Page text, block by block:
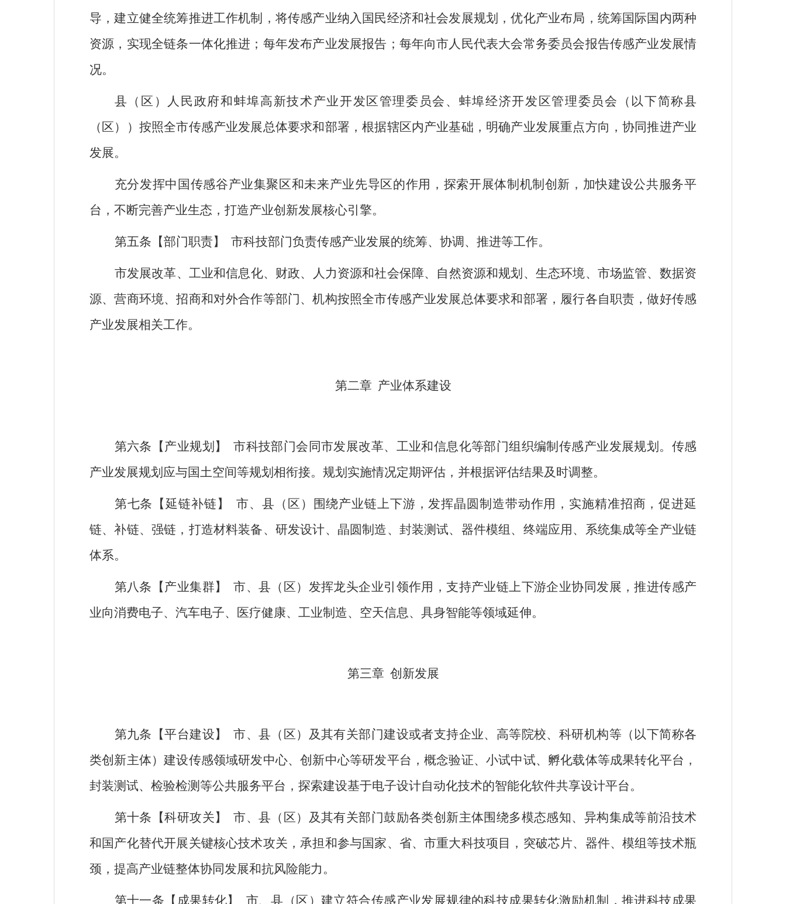
导，建立健全统筹推进工作机制，将传感产业纳入国民经济和社会发展规划，优化产业布局，统筹国际国内两种
资源，实现全链条一体化推进；每年发布产业发展报告；每年向市人民代表大会常务委员会报告传感产业发展情
况。
县（区）人民政府和蚌埠高新技术产业开发区管理委员会、蚌埠经济开发区管理委员会（以下简称县
（区））按照全市传感产业发展总体要求和部署，根据辖区内产业基础，明确产业发展重点方向，协同推进产业
发展。
充分发挥中国传感谷产业集聚区和未来产业先导区的作用，探索开展体制机制创新，加快建设公共服务平
台，不断完善产业生态，打造产业创新发展核心引擎。
第五条【部门职责】 市科技部门负责传感产业发展的统筹、协调、推进等工作。
市发展改革、工业和信息化、财政、人力资源和社会保障、自然资源和规划、生态环境、市场监管、数据资
源、营商环境、招商和对外合作等部门、机构按照全市传感产业发展总体要求和部署，履行各自职责，做好传感
产业发展相关工作。
第二章 产业体系建设
第六条【产业规划】
市科技部门会同市发展改革、工业和信息化等部门组织编制传感产业发展规划。传感
产业发展规划应与国土空间等规划相衔接。规划实施情况定期评估，并根据评估结果及时调整。
第七条【延链补链】
市、县（区）围绕产业链上下游，发挥晶圆制造带动作用，实施精准招商，促进延
链、补链、强链，打造材料装备、研发设计、晶圆制造、封装测试、器件模组、终端应用、系统集成等全产业链
体系。
第八条【产业集群】
市、县（区）发挥龙头企业引领作用，支持产业链上下游企业协同发展，推进传感产
业向消费电子、汽车电子、医疗健康、工业制造、空天信息、具身智能等领域延伸。
第三章 创新发展
第九条【平台建设】
市、县（区）及其有关部门建设或者支持企业、高等院校、科研机构等（以下简称各
类创新主体）建设传感领域研发中心、创新中心等研发平台，概念验证、小试中试、孵化载体等成果转化平台，
封装测试、检验检测等公共服务平台，探索建设基于电子设计自动化技术的智能化软件共享设计平台。
第十条【科研攻关】
市、县（区）及其有关部门鼓励各类创新主体围绕多模态感知、异构集成等前沿技术
和国产化替代开展关键核心技术攻关，承担和参与国家、省、市重大科技项目，突破芯片、器件、模组等技术瓶
颈，提高产业链整体协同发展和抗风险能力。
第十一条【成果转化】 市、县（区）建立符合传感产业发展规律的科技成果转化激励机制，推进科技成果